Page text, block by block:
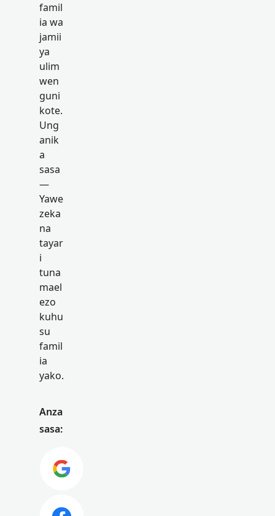
famil
ia wa
jamii
ya
ulim
wen
guni
kote.
Ung
anik
a
sasa
—
Yawe
zeka
na
tayar
i
tuna
mael
ezo
kuhu
su
famil
ia
yako.
Anza
sasa: